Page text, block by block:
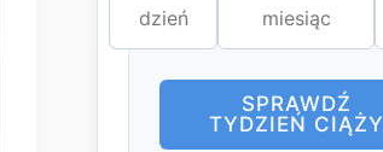
SPRAWDŹ
TYDZIEŃ CIĄŻY